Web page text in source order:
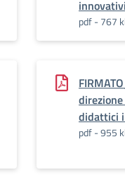
pdf - 767
didattici
pdf - 955